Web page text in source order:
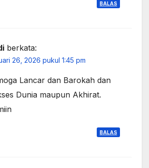
BALAS
berkata:
26, 2026 pukul 1:45 pm
Lancar dan Barokah dan
Dunia maupun Akhirat.
BALAS